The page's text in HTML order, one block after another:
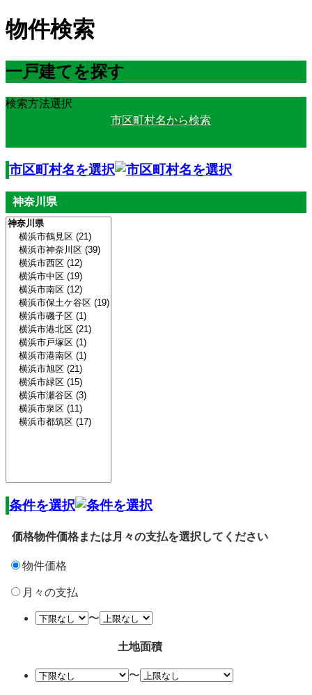
物件検索
一戸建てを探す
検索方法選択
市区町村名から検索
市区町村名を選択
神奈川県
条件を選択
価格物件価格または月々の支払を選択してください
物件価格
月々の支払
〜
土地面積
〜